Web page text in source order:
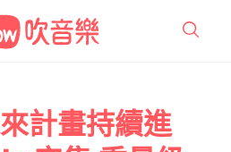
計畫持續進